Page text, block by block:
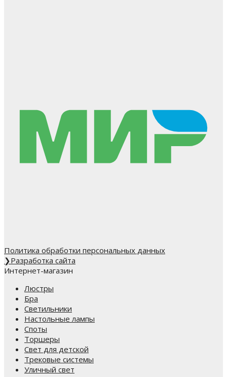
Политика обработки персональных данных
❯Разработка сайта
Интернет-магазин
Люстры
Бра
Светильники
Настольные лампы
Споты
Торшеры
Свет для детской
Трековые системы
Уличный свет